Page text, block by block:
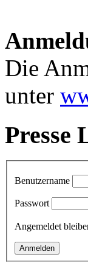
Die
unter
Presse
Benutzername
Passwort
Angemeldet